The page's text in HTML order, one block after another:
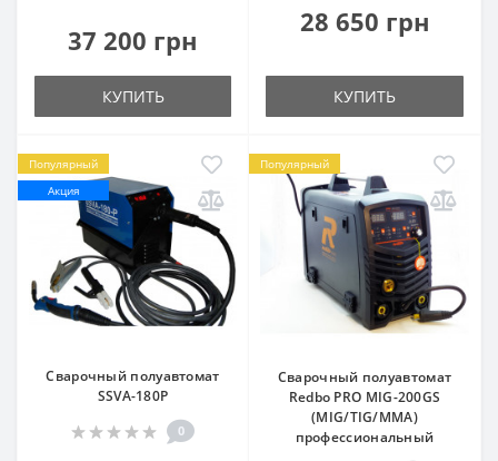
37 200 грн
КУПИТЬ
28 650 грн
КУПИТЬ
Популярный
Акция
Сварочный полуавтомат
SSVA-180P
0
Популярный
Сварочный полуавтомат
Redbo PRO MIG-200GS
(MIG/TIG/MMA)
профессиональный